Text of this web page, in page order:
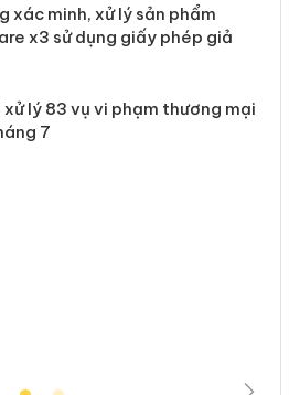
x3 sử dụng giấy phép giả